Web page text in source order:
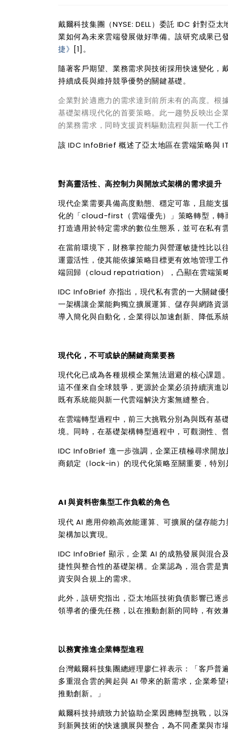
戴爾科技集團（NYSE: DELL）委託 IDC 針對亞太
業如何為未來雲端發展做好準備。該研究成果已
捷》 [1] 。
隨著客戶期望、業務需求與技術採用快速變化，
持續成長與維持競爭優勢的關鍵基礎。
企業對於適應力的需求達到前所未有的高度。
基礎架構現代化的首要策略。此一趨勢反映出企
的業務需求，同時支援資料驅動流程與新一代工作
該 IDC InfoBrief概述了亞太地區在雲端策略與
對高靈活性、高控制力與開放式架構的需求提升
現代企業需要具備高度動態、穩定可靠，且能支
化的「cloud-first （雲端優先）」策略轉型，
打造適用於特定需求的數位生態系，並可在私有
在當前環境下，財務掌控能力與營運敏捷性比以
運靈活性，使其能依據策略目標更有效地管理工
端回歸（cloud repatriation），凸顯在雲端策
IDC InfoBrief 亦指出，現代私有雲的一大關鍵
一架構讓企業能夠獨立擴展運算、儲存與網路資
導入簡化與自動化，企業得以加速創新、降低系
現代化，不可或缺的關鍵商業要務
現代化已成為各種規模企業無法迴避的核心課題
這不僅來自全球競爭，更源於企業必須持續演進
既有系統能與新一代雲端解決方案無縫整合。
在雲端轉型過程中，前三大挑戰分別為與既有基
境。同時，在基礎架構轉型過程中，可觀測性、
IDC InfoBrief 進一步強調，企業正積極尋求開
商鎖定（lock-in ）的現代化策略至關重要，特
AI與資料密集型工作負載的角色
現代 AI 應用仰賴高效能運算、可擴展的儲存能
架構加以實現。
IDC InfoBrief 顯示，企業 AI 的成熟發展與混合
捷性與整合性的基礎架構。企業認為，混合雲是
資安與合規上的需求。
此外，該研究指出，亞太地區技術負債影響已逐
領導者的優先任務，以在推動創新的同時，有效
以務實推進企業轉型進程
台灣戴爾科技集團總經理廖仁祥表示：「客戶普
多重混合雲的興起與 AI帶來的新需求，企業希
推動創新。」
戴爾科技持續致力於協助企業因應轉型挑戰，以
到新興技術的快速擴展與整合，為不同產業與市